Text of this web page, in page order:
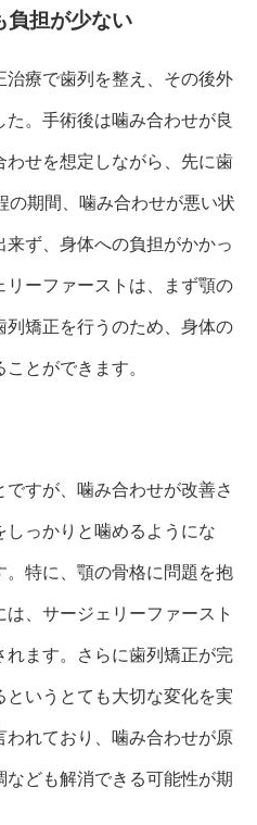
負担が少ない
療で歯列を整え、その後外
。手術後は噛み合わせが良
わせを想定しながら、先に歯
の期間、噛み合わせが悪い状
ず、身体への負担がかかっ
リーファーストは、まず顎の
矯正を行うのため、身体の
とができます。
すが、噛み合わせが改善さ
っかりと噛めるようにな
。特に、顎の骨格に問題を抱
、サージェリーファースト
ます。さらに歯列矯正が完
いうとても大切な変化を実
れており、噛み合わせが原
ども解消できる可能性が期